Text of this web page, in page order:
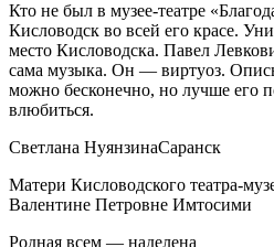
Кто не был в музее-театре
Кисловодск во всей его красе.
место Кисловодска. Павел
сама музыка. Он — виртуоз.
можно бесконечно, но лучше его
влюбиться.
Светлана НуянзинаСаранск
Матери Кисловодского театра-
Валентине Петровне Имтосими
Родная всем — наделена